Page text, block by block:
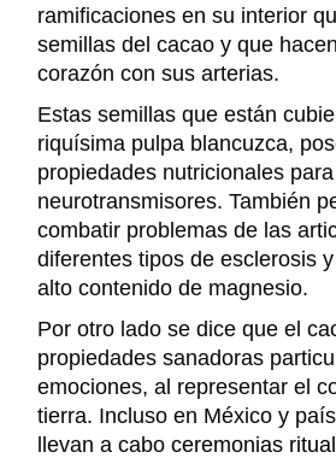
ramificaciones en su interior
semillas del cacao y que
corazón con sus arterias.
Estas semillasque están
riquísima pulpa blancuzca,
propiedades nutricionales
neurotransmisores. También
combatir problemas de las
diferentes tipos de esclerosis
alto contenido de magnesio.
Por otro lado se dice que el
propiedades sanadoras
emociones, al representar el
tierra. Incluso en México y
llevan a cabo ceremonias